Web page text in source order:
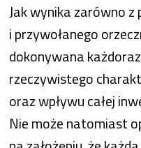
Jak wynika zarówno z
i przywołanego
dokonywana
rzeczywistego
oraz wpływu całej
Nie może natomiast